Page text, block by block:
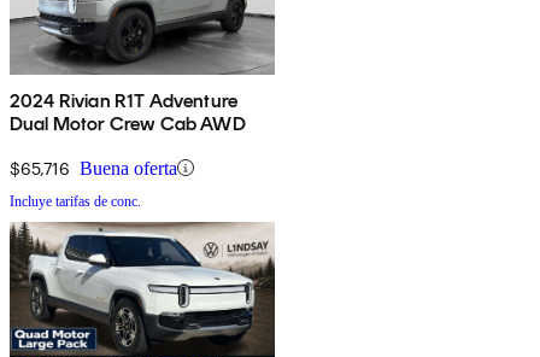
2024 Rivian R1T Adventure
Dual Motor Crew Cab AWD
$65,716 Buena oferta
Incluye tarifas de conc.